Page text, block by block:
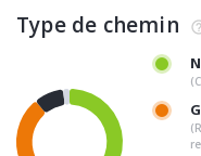
Type de chemin